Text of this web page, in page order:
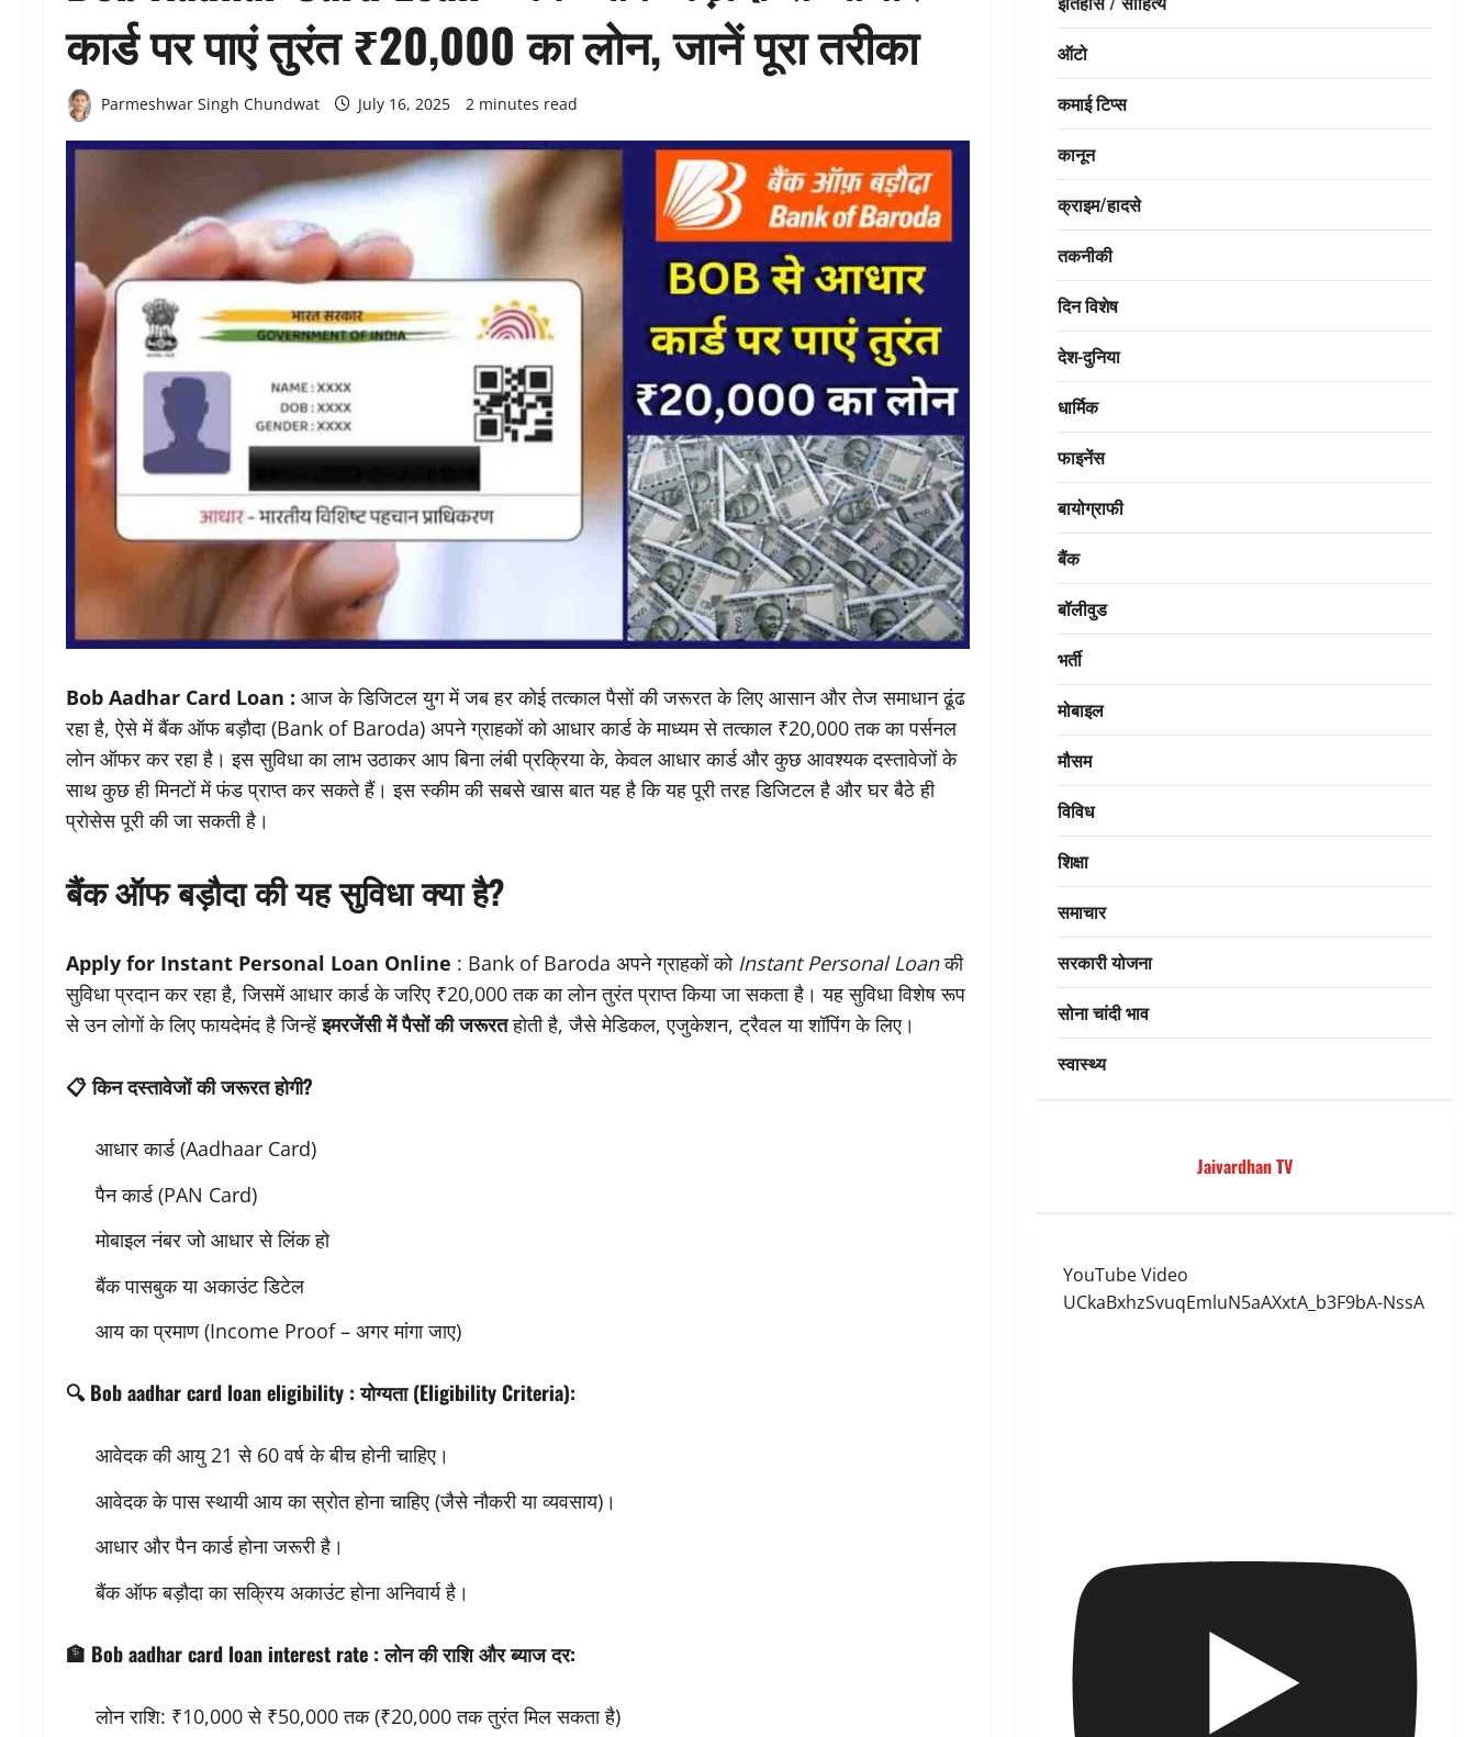
कार्ड पर पाएं तुरंत ₹20,000 का लोन, जानें पूरा तरीका
Parmeshwar Singh Chundwat July 16, 2025 2 minutes read
Bob Aadhar Card Loan : आज के डिजिटल युग में जब हर कोई तत्काल पैसों की जरूरत के लिए आसान और तेज समाधान ढूंढ
रहा है, ऐसे में बैंक ऑफ बड़ौदा (Bank of Baroda) अपने ग्राहकों को आधार कार्ड के माध्यम से तत्काल ₹20,000 तक का पर्सनल
लोन ऑफर कर रहा है। इस सुविधा का लाभ उठाकर आप बिना लंबी प्रक्रिया के, केवल आधार कार्ड और कुछ आवश्यक दस्तावेजों के
साथ कुछ ही मिनटों में फंड प्राप्त कर सकते हैं। इस स्कीम की सबसे खास बात यह है कि यह पूरी तरह डिजिटल है और घर बैठे ही
प्रोसेस पूरी की जा सकती है।
बैंक ऑफ बड़ौदा की यह सुविधा क्या है?
Apply for Instant Personal Loan Online : Bank of Baroda अपने ग्राहकों को Instant Personal Loanकी
सुविधा प्रदान कर रहा है, जिसमें आधार कार्ड के जरिए ₹20,000 तक का लोन तुरंत प्राप्त किया जा सकता है। यह सुविधा विशेष रूप
से उन लोगों के लिए फायदेमंद है जिन्हेंइमरजेंसी में पैसों की जरूरतहोती है, जैसे मेडिकल, एजुकेशन, ट्रैवल या शॉपिंग के लिए।
📋किन दस्तावेजों की जरूरत होगी?
आधार कार्ड (Aadhaar Card)
पैन कार्ड (PAN Card)
मोबाइल नंबर जो आधार से लिंक हो
बैंक पासबुक या अकाउंट डिटेल
आय का प्रमाण (Income Proof – अगर मांगा जाए)
🔍Bob aadhar card loan eligibility :योग्यता (Eligibility Criteria):
आवेदक की आयु 21 से 60 वर्ष के बीच होनी चाहिए।
आवेदक के पास स्थायी आय का स्रोत होना चाहिए (जैसे नौकरी या व्यवसाय)।
आधार और पैन कार्ड होना जरूरी है।
बैंक ऑफ बड़ौदा का सक्रिय अकाउंट होना अनिवार्य है।
🏦 Bob aadhar card loan interest rate :लोन की राशि और ब्याज दर:
लोन राशि: ₹10,000 से ₹50,000 तक (₹20,000 तक तुरंत मिल सकता है)
ऑटो
कमाई टिप्स
कानून
क्राइम/हादसे
तकनीकी
दिन विशेष
देश-दुनिया
धार्मिक
फाइनेंस
बायोग्राफी
बैंक
बॉलीवुड
भर्ती
मोबाइल
मौसम
विविध
शिक्षा
समाचार
सरकारी योजना
सोना चांदी भाव
स्वास्थ्य
Jaivardhan TV
YouTube Video
UCkaBxhzSvuqEmluN5aAXxtA_b3F9bA-NssA